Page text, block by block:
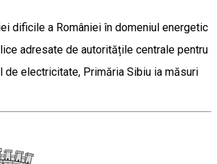
dificile a României în domeniul energetic
adresate de autoritățile centrale pentru
de electricitate, Primăria Sibiu ia măsuri